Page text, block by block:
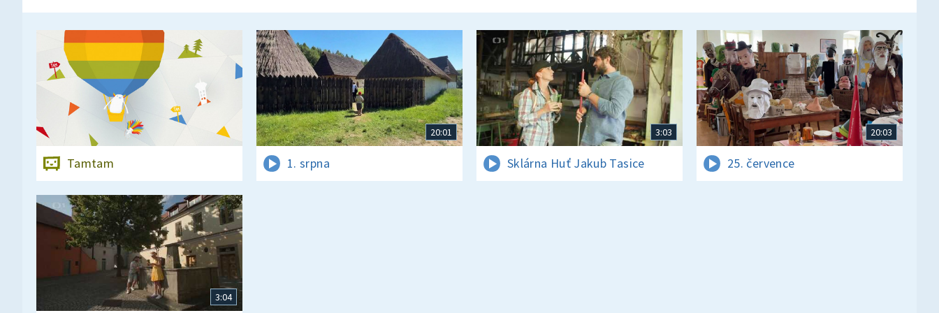
Tamtam
20:01
1. srpna
3:03
Sklárna Huť Jakub Tasice
20:03
25. července
3:04